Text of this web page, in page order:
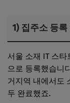
1) 집주소 등
서울 소재 IT 스
으로 등록했습니
거지역 내에서도
두 완료했죠.